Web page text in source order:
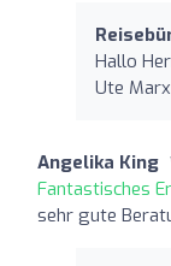
Hallo
Ute Marx
Angelika King
Fantastisches
sehr gute